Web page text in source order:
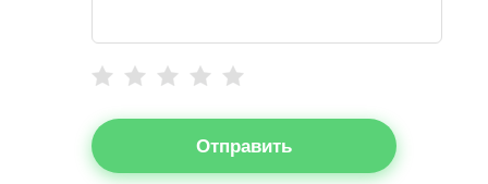
Отправить